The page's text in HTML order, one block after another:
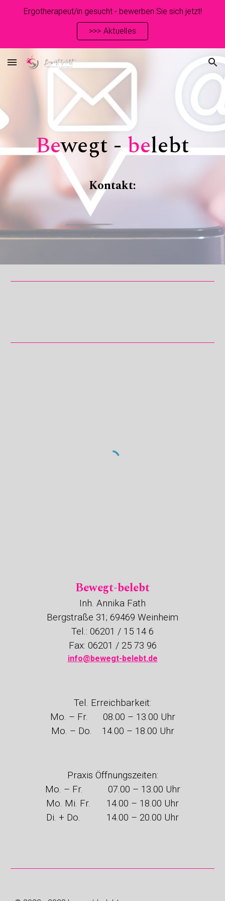
Skip to main content Skip to navigation
Ergotherapeut/in gesucht - bewerben Sie sich jetzt!
>>> Aktuelles
Bewegt - belebt
Kontakt:
Bewegt-belebt
Inh. Annika Fath
Bergstraße 31; 69469 Weinheim
Tel.: 06201 / 15 14 6
Fax: 06201 / 25 73 96
info@bewegt-belebt.de
Tel. Erreichbarkeit:
Mo. – Fr. 08.00 – 13.00 Uhr
Mo. – Do. 14.00 – 18.00 Uhr
Praxis Öffnungszeiten:
Mo. – Fr.
07.00 – 13.00 Uhr
Mo. Mi. Fr.
14.00 – 18.00 Uhr
Di. + Do.
14.00 – 20.00 Uhr